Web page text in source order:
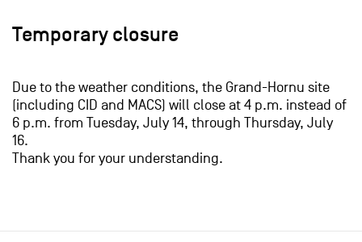
Temporary closure
Due to the weather conditions, the Grand-Hornu site
(including CID and MACS) will close at 4 p.m. instead of
6 p.m. from Tuesday, July 14, through Thursday, July
16.
​Thank you for your understanding.